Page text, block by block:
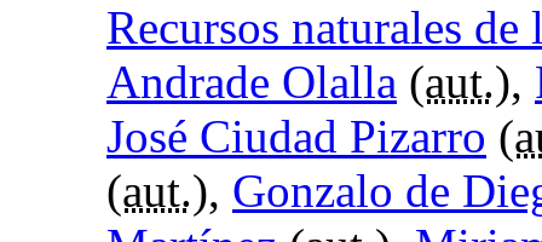
Recursos naturales de
Andrade Olalla (aut.),
José Ciudad Pizarro (
(aut.), Gonzalo de